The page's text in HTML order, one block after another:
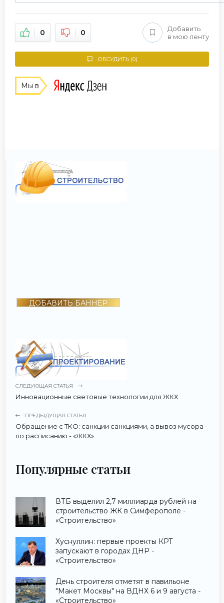
0 0
Добавить
в мою ленту
ОБСУДИТЬ (0)
Мы в
ДОБАВИТЬ БАННЕР
СЛЕДУЮЩАЯ СТАТЬЯ
Инновационные световые технологии для ЖКХ
ПРЕДЫДУЩАЯ СТАТЬЯ
Обращение с ТКО: санкции санкциями, а вывоз мусора -
по расписанию - «ЖКХ»
Популярные статьи
ВТБ выделил 2,7 миллиарда рублей на
строительство ЖК в Симферополе -
«Строительство»
Хуснуллин: первые проекты КРТ
запускают в городах ДНР -
«Строительство»
День строителя отметят в павильоне
"Макет Москвы" на ВДНХ 6 и 9 августа -
«Строительство»